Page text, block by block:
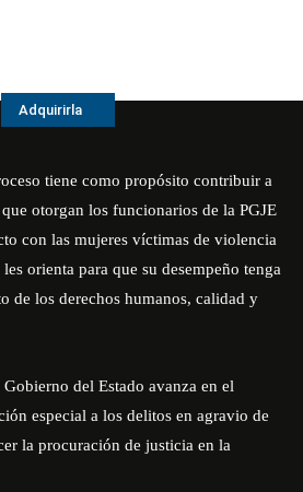
Adquirirla
tiene como propósito contribuir a
otorgan los funcionarios de la PGJE
con las mujeres víctimas de violencia
orienta para que su desempeño tenga
de los derechos humanos, calidad y
del Estado avanza en el
especial a los delitos en agravio de
la procuración de justicia en la